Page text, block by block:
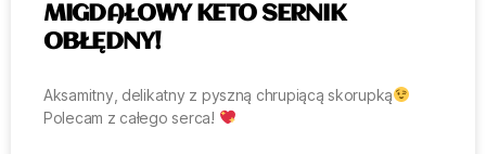
MIGDAŁOWY KETO SERNIK
OBŁĘDNY!
Aksamitny, delikatny z pyszną chrupiącą skorupką
Polecam z całego serca!